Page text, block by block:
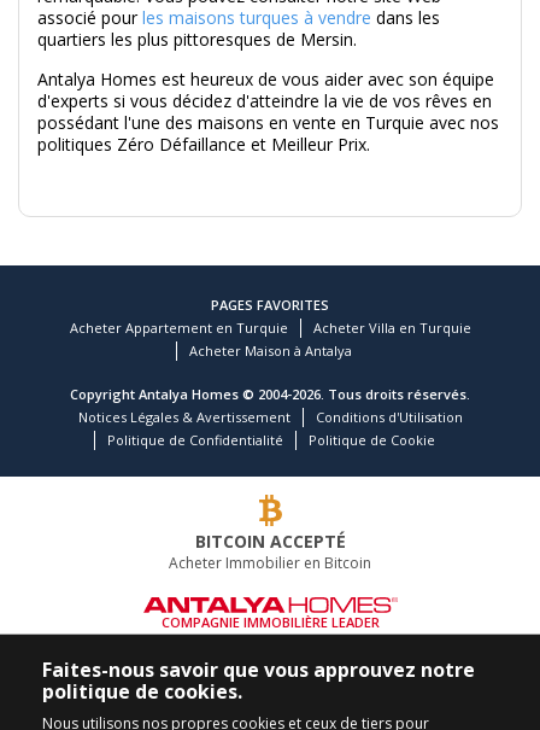
associé pourles maisons turques à vendre dans les
quartiers les plus pittoresques de Mersin.
Antalya Homes est heureux de vous aider avec son équipe
d'experts si vous décidez d'atteindre la vie de vos rêves en
possédant l'une des maisons en vente en Turquie avec nos
politiques Zéro Défaillance et Meilleur Prix.
PAGES FAVORITES
Acheter Appartement en Turquie
Acheter Villa en Turquie
Acheter Maison à Antalya
Copyright Antalya Homes © 2004-2026. Tous droits réservés.
Notices Légales & Avertissement
Conditions d'Utilisation
Politique de Confidentialité
Politique de Cookie
BITCOIN ACCEPTÉ
Acheter Immobilier en Bitcoin
COMPAGNIE IMMOBILIÈRE LEADER
APPELEZ-NOUS SUIVEZ-NOUS
+90 242 324 54 94
Faites-nous savoir que vous approuvez notre
politique de cookies.
Nous utilisons nos propres cookies et ceux de tiers pour